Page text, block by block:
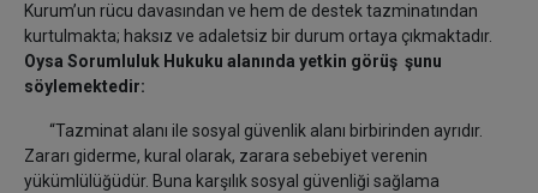
Kurum’un rücu davasından ve hem de destek tazminatından
kurtulmakta; haksız ve adaletsiz bir durum ortaya çıkmaktadır.
Oysa Sorumluluk Hukuku alanında yetkin görüş şunu
söylemektedir:
“Tazminat alanı ile sosyal güvenlik alanı birbirinden ayrıdır.
Zararı giderme, kural olarak, zarara sebebiyet verenin
yükümlülüğüdür. Buna karşılık sosyal güvenliği sağlama